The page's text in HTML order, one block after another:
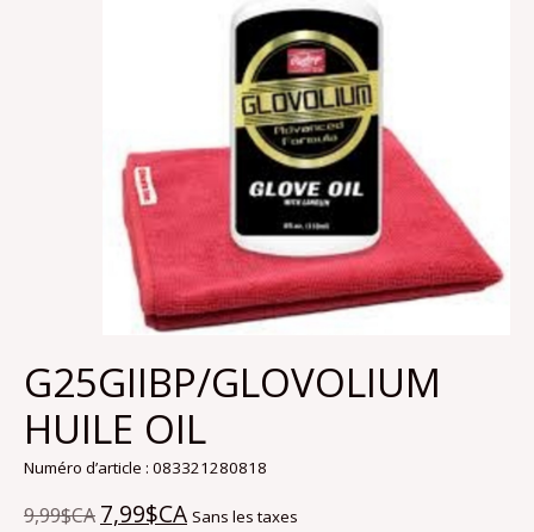
G25GIIBP/GLOVOLIUM
HUILE OIL
Numéro d’article : 083321280818
9,99$CA 7,99$CA Sans les taxes